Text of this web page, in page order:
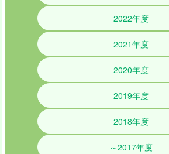
2022年度
2021年度
2020年度
2019年度
2018年度
～2017年度